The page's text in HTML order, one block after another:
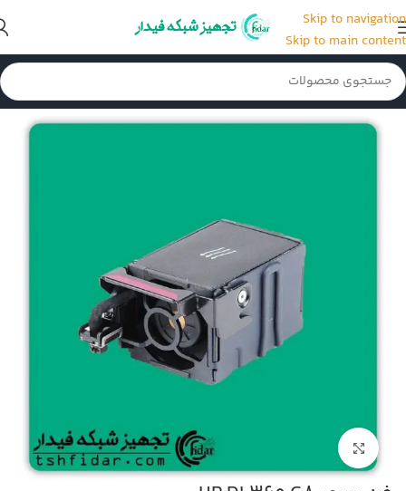
Skip to navigation
Skip to main content
خانه/فن سرور
بزرگنمایی تصویر